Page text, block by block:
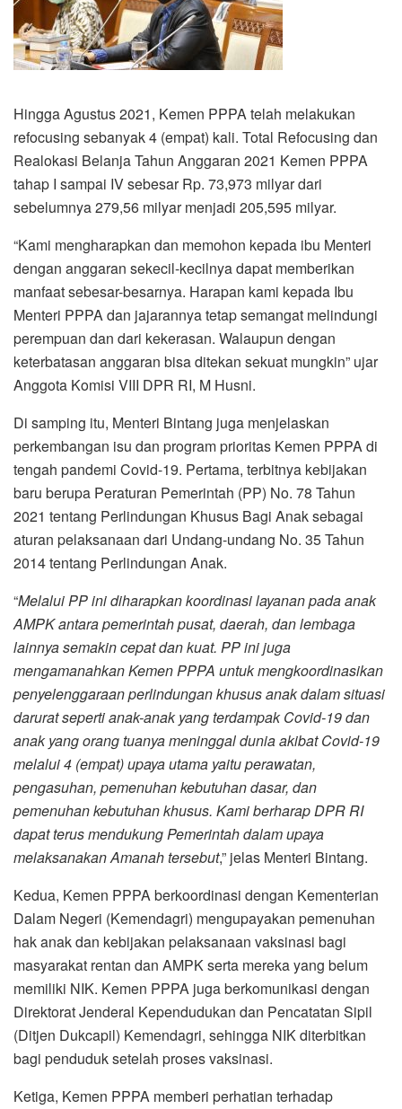
Hingga Agustus 2021, Kemen PPPA telah melakukan
refocusing sebanyak 4 (empat) kali. Total Refocusing dan
Realokasi Belanja Tahun Anggaran 2021 Kemen PPPA
tahap I sampai IV sebesar Rp. 73,973 milyar dari
sebelumnya 279,56 milyar menjadi 205,595 milyar.
“Kami mengharapkan dan memohon kepada ibu Menteri
dengan anggaran sekecil-kecilnya dapat memberikan
manfaat sebesar-besarnya. Harapan kami kepada Ibu
Menteri PPPA dan jajarannya tetap semangat melindungi
perempuan dan dari kekerasan. Walaupun dengan
keterbatasan anggaran bisa ditekan sekuat mungkin” ujar
Anggota Komisi VIII DPR RI, M Husni.
Di samping itu, Menteri Bintang juga menjelaskan
perkembangan isu dan program prioritas Kemen PPPA di
tengah pandemi Covid-19. Pertama, terbitnya kebijakan
baru berupa Peraturan Pemerintah (PP) No. 78 Tahun
2021 tentang Perlindungan Khusus Bagi Anak sebagai
aturan pelaksanaan dari Undang-undang No. 35 Tahun
2014 tentang Perlindungan Anak.
“Melalui PP ini diharapkan koordinasi layanan pada anak
AMPK antara pemerintah pusat, daerah, dan lembaga
lainnya semakin cepat dan kuat. PP ini juga
mengamanahkan Kemen PPPA untuk mengkoordinasikan
penyelenggaraan perlindungan khusus anak dalam situasi
darurat seperti anak-anak yang terdampak Covid-19 dan
anak yang orang tuanya meninggal dunia akibat Covid-19
melalui 4 (empat) upaya utama yaitu perawatan,
pengasuhan, pemenuhan kebutuhan dasar, dan
pemenuhan kebutuhan khusus. Kami berharap DPR RI
dapat terus mendukung Pemerintah dalam upaya
melaksanakan Amanah tersebut,” jelas Menteri Bintang.
Kedua, Kemen PPPA berkoordinasi dengan Kementerian
Dalam Negeri (Kemendagri) mengupayakan pemenuhan
hak anak dan kebijakan pelaksanaan vaksinasi bagi
masyarakat rentan dan AMPK serta mereka yang belum
memiliki NIK. Kemen PPPA juga berkomunikasi dengan
Direktorat Jenderal Kependudukan dan Pencatatan Sipil
(Ditjen Dukcapil) Kemendagri, sehingga NIK diterbitkan
bagi penduduk setelah proses vaksinasi.
Ketiga, Kemen PPPA memberi perhatian terhadap